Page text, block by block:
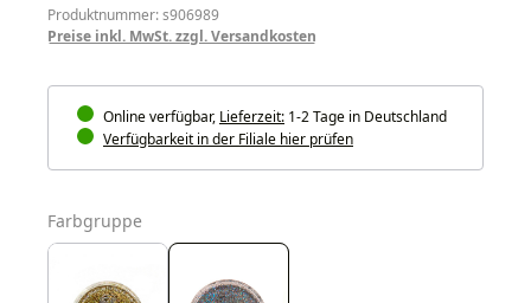
Produktnummer: s906989
Preise inkl. MwSt. zzgl. Versandkosten
Online verfügbar, Lieferzeit: 1-2 Tage in Deutschland
Verfügbarkeit in der Filiale hier prüfen
Farbgruppe